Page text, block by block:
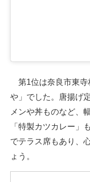
第1位は奈良市東寺
や」でした。唐揚げ
メンや丼ものなど、
「特製カツカレー」
でテラス席もあり、
ょう。